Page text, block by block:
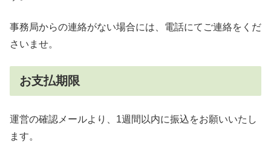
事務局からの連絡がない場合には、電話にてご連絡をくだ
さいませ。
お支払期限
運営の確認メールより、1週間以内に振込をお願いいたし
ます。